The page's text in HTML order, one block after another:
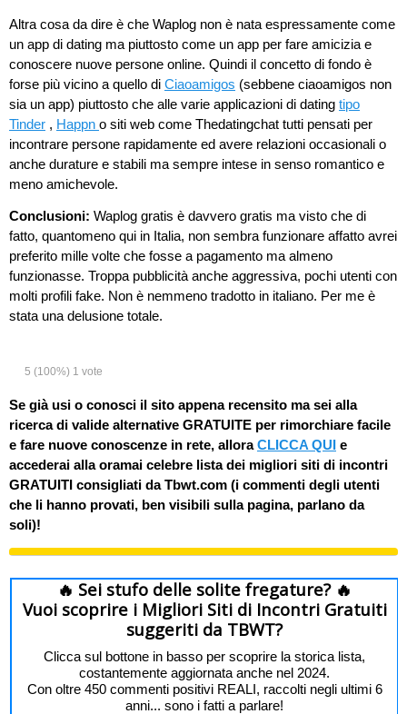
Altra cosa da dire è che Waplog non è nata espressamente come
un app di dating ma piuttosto come un app per fare amicizia e
conoscere nuove persone online. Quindi il concetto di fondo è
forse più vicino a quello di Ciaoamigos (sebbene ciaoamigos non
sia un app) piuttosto che alle varie applicazioni di dating tipo
Tinder , Happn o siti web come Thedatingchat tutti pensati per
incontrare persone rapidamente ed avere relazioni occasionali o
anche durature e stabili ma sempre intese in senso romantico e
meno amichevole.
Conclusioni: Waplog gratis è davvero gratis ma visto che di
fatto, quantomeno qui in Italia, non sembra funzionare affatto avrei
preferito mille volte che fosse a pagamento ma almeno
funzionasse. Troppa pubblicità anche aggressiva, pochi utenti con
molti profili fake. Non è nemmeno tradotto in italiano. Per me è
stata una delusione totale.
5 (100%) 1 vote
Se già usi o conosci il sito appena recensito ma sei alla
ricerca di valide alternative GRATUITE per rimorchiare facile
e fare nuove conoscenze in rete, alloraCLICCA QUI e
accederai alla oramai celebre lista dei migliori siti di incontri
GRATUITI consigliati da Tbwt.com (i commenti degli utenti
che li hanno provati, ben visibili sulla pagina, parlano da
soli)!
🔥 Sei stufo delle solite fregature? 🔥
Vuoi scoprire i Migliori Siti di Incontri Gratuiti
suggeriti da TBWT?
Clicca sul bottone in basso per scoprire la storica lista,
costantemente aggiornata anche nel 2024.
Con oltre 450 commenti positivi REALI, raccolti negli ultimi 6
anni... sono i fatti a parlare!